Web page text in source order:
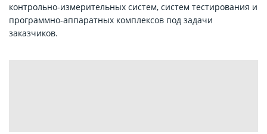
контрольно-измерительных систем, систем тестирования и
программно-аппаратных комплексов под задачи
заказчиков.